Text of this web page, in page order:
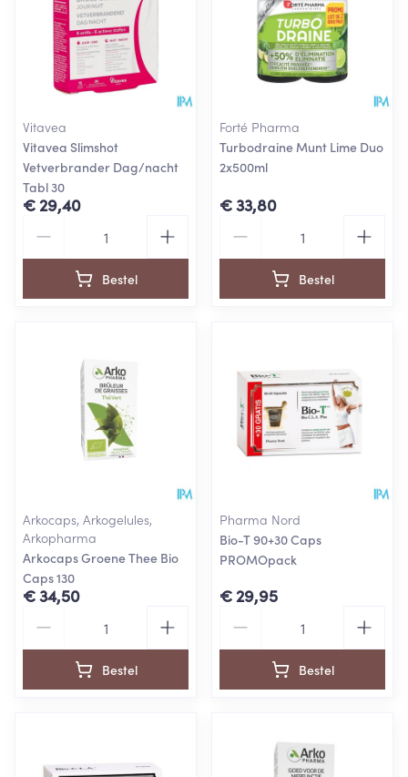
Vitavea
Vitavea Slimshot
Vetverbrander Dag/nacht
Tabl 30
€ 29,40
Bestel
Forté Pharma
Turbodraine Munt Lime Duo
2x500ml
€ 33,80
Bestel
Arkocaps, Arkogelules,
Arkopharma
Arkocaps Groene Thee Bio
Caps 130
€ 34,50
Bestel
Pharma Nord
Bio-T 90+30 Caps
PROMOpack
€ 29,95
Bestel